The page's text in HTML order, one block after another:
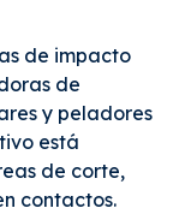
de impacto
de
y peladores
está
de corte,
contactos.